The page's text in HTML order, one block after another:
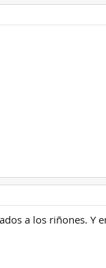
a los riñones. Y